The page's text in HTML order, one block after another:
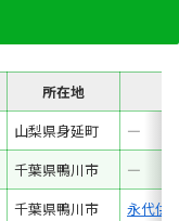
所在地
山梨県身延町
―
千葉県鴨川市
―
千葉県鴨川市
永代供